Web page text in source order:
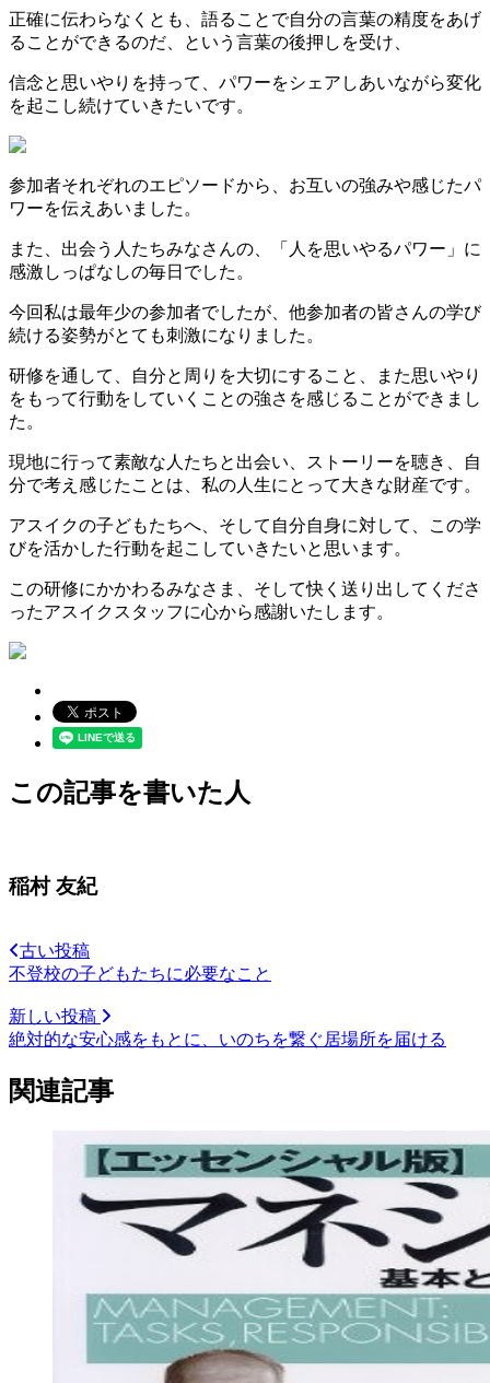
正確に伝わらなくとも、語ることで自分の言葉の精度をあげ
ることができるのだ、という言葉の後押しを受け、
信念と思いやりを持って、パワーをシェアしあいながら変化
を起こし続けていきたいです。
参加者それぞれのエピソードから、お互いの強みや感じたパ
ワーを伝えあいました。
また、出会う人たちみなさんの、「人を思いやるパワー」に
感激しっぱなしの毎日でした。
今回私は最年少の参加者でしたが、他参加者の皆さんの学び
続ける姿勢がとても刺激になりました。
研修を通して、自分と周りを大切にすること、また思いやり
をもって行動をしていくことの強さを感じることができまし
た。
現地に行って素敵な人たちと出会い、ストーリーを聴き、自
分で考え感じたことは、私の人生にとって大きな財産です。
アスイクの子どもたちへ、そして自分自身に対して、この学
びを活かした行動を起こしていきたいと思います。
この研修にかかわるみなさま、そして快く送り出してくださ
ったアスイクスタッフに心から感謝いたします。
この記事を書いた人
稲村 友紀
古い投稿
不登校の子どもたちに必要なこと
新しい投稿
絶対的な安心感をもとに、いのちを繋ぐ居場所を届ける
関連記事